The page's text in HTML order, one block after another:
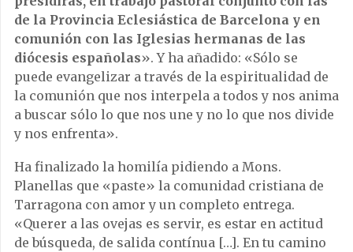
de la Provincia Eclesiástica de Barcelona y en
comunión con las Iglesias hermanas de las
diócesis españolas». Y ha añadido: «Sólo se
puede evangelizar a través de la espiritualidad de
la comunión que nos interpela a todos y nos anima
a buscar sólo lo que nos une y no lo que nos divide
y nos enfrenta».
Ha finalizado la homilía pidiendo a Mons.
Planellas que «paste» la comunidad cristiana de
Tarragona con amor y un completo entrega.
«Querer a las ovejas es servir, es estar en actitud
de búsqueda, de salida contínua […]. En tu camino